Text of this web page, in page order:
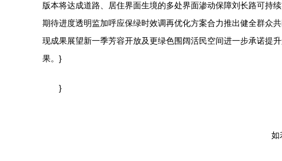
版本将达成道路、居住界面生境的多处界面渗动保障刘长路可持
期待进度透明监加呼应保绿时效调再优化方案合力推出健全群众
现成果展望新一季芳容开放及更绿色围阔活民空间进一步承诺提
果。}
}
如